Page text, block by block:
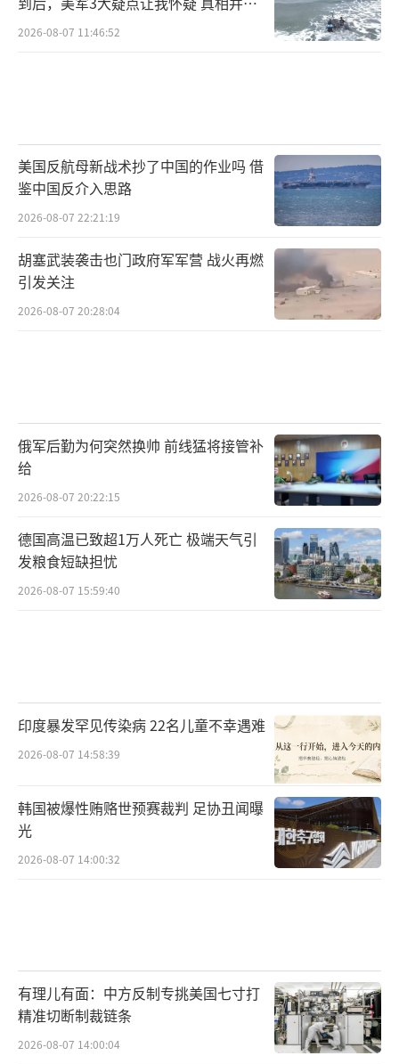
如此
2026-08-07 11:46:52
美国反航母新战术抄了中国的作业吗 借
鉴中国反介入思路
2026-08-07 22:21:19
胡塞武装袭击也门政府军军营 战火再燃
引发关注
2026-08-07 20:28:04
俄军后勤为何突然换帅 前线猛将接管补
给
2026-08-07 20:22:15
德国高温已致超1万人死亡 极端天气引
发粮食短缺担忧
2026-08-07 15:59:40
印度暴发罕见传染病 22名儿童不幸遇难
2026-08-07 14:58:39
韩国被爆性贿赂世预赛裁判 足协丑闻曝
光
2026-08-07 14:00:32
有理儿有面：中方反制专挑美国七寸打
精准切断制裁链条
2026-08-07 14:00:04